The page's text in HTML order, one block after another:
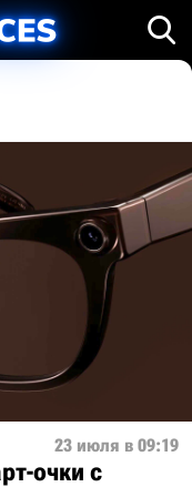
23 июля в 09:19
очки с